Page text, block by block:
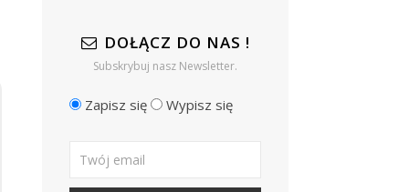
DOŁĄCZ DO NAS !
Subskrybuj nasz Newsletter.
Zapisz się Wypisz się